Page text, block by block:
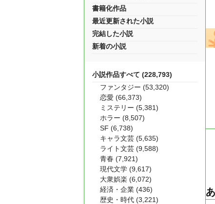
書籍化作品
最近更新された小説
完結した小説
新着の小説
小説作品すべて (228,793)
ファンタジー (53,320)
恋愛 (66,373)
ミステリー (5,381)
ホラー (8,507)
SF (6,738)
キャラ文芸 (5,635)
ライト文芸 (9,588)
青春 (7,921)
現代文学 (9,617)
大衆娯楽 (6,072)
経済・企業 (436)
歴史・時代 (3,221)